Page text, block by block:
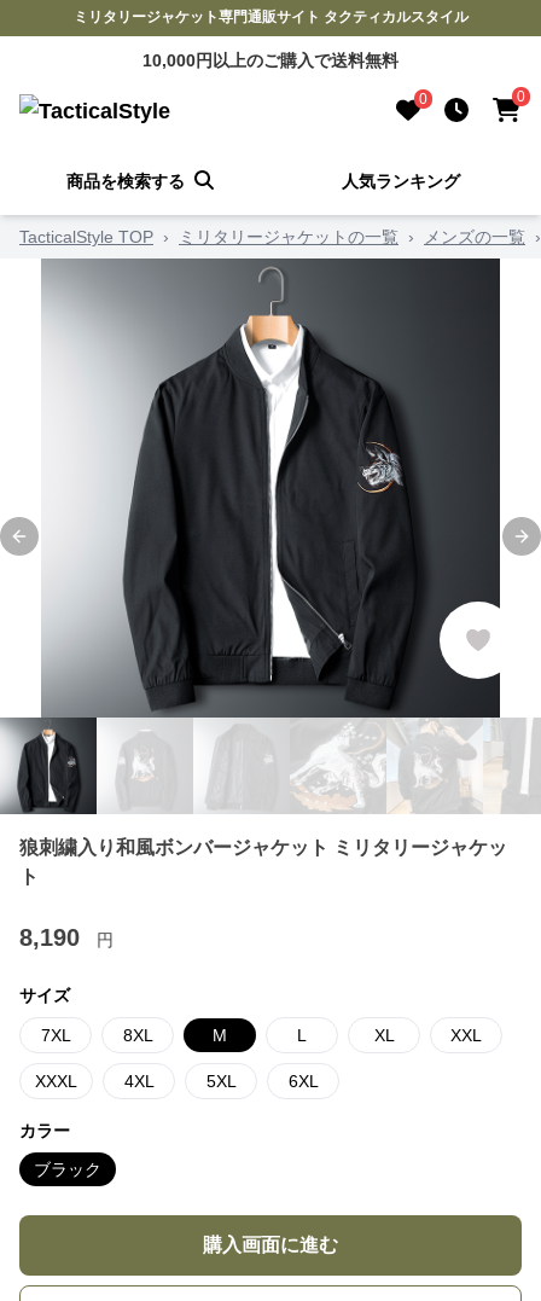
ミリタリージャケット専門通販サイト タクティカルスタイル
10,000円以上のご購入で送料無料
0 0
商品を検索する 人気ランキング
TacticalStyle TOP › ミリタリージャケットの一覧 › メンズの一覧 ›
Previous slide
狼刺繍入り和風ボンバージャケット ミリタリージャケッ
ト
8,190 円
サイズ
7XL 8XL M L XL XXL
XXXL 4XL 5XL 6XL
カラー
ブラック
購入画面に進む